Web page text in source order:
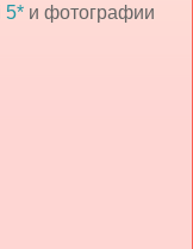
5* и фотографии